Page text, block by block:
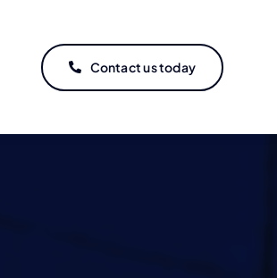
Contact us today